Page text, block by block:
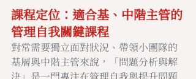
課程定位：適合基、中階主管的
管理自我關鍵課程
對常需要獨立面對狀況、帶領小團隊的
基層與中階主管來說，「問題分析與解